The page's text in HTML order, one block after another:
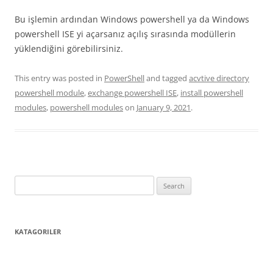
Bu işlemin ardından Windows powershell ya da Windows
powershell ISE yi açarsanız açılış sırasında modüllerin
yüklendiğini görebilirsiniz.
This entry was posted in PowerShelland tagged acvtive directory
powershell module,exchange powershell ISE, install powershell
modules, powershell moduleson January 9, 2021.
for:
KATAGORILER